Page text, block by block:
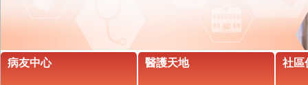
病友中心 醫護天地 社區